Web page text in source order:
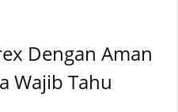
Dengan Aman
Wajib Tahu